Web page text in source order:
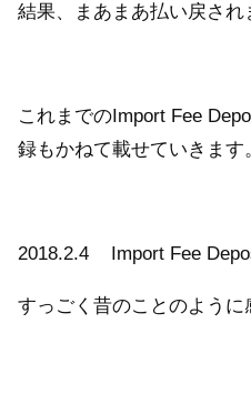
結果、まあまあ払い戻され
これまでのImport Fee
録もかねて載せていきます
2018.2.4 Import Fee
すっごく昔のことのように